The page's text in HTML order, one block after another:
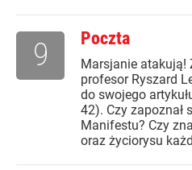
Poczta
Marsjanie atakują!
profesor Ryszard
do swojego
42). Czy zapoznał
Manifestu? Czy
oraz życiorysu
9